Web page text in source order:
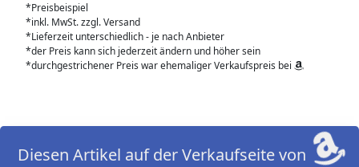
*Preisbeispiel
*inkl. MwSt. zzgl. Versand
*Lieferzeit unterschiedlich - je nach Anbieter
*der Preis kann sich jederzeit ändern und höher sein
*durchgestrichener Preis war ehemaliger Verkaufspreis bei
Diesen Artikel auf der Verkaufseite von